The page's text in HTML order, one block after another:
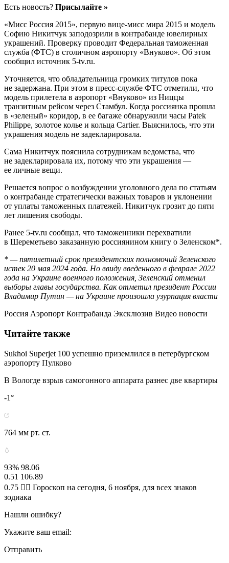
Есть новость? Присылайте »
«Мисс Россия 2015», первую вице-мисс мира 2015 и модель
Софию Никитчук заподозрили в контрабанде ювелирных
украшений. Проверку проводит Федеральная таможенная
служба (ФТС) в столичном аэропорту «Внуково». Об этом
сообщил источник 5-tv.ru.
Уточняется, что обладательница громких титулов пока
не задержана. При этом в пресс-службе ФТС отметили, что
модель прилетела в аэропорт «Внуково» из Ниццы
транзитным рейсом через Стамбул. Когда россиянка прошла
в «зеленый» коридор, в ее багаже обнаружили часы Patek
Philippe, золотое колье и кольца Cartier. Выяснилось, что эти
украшения модель не задекларировала.
Сама Никитчук пояснила сотрудникам ведомства, что
не задекларировала их, потому что эти украшения —
ее личные вещи.
Решается вопрос о возбуждении уголовного дела по статьям
о контрабанде стратегически важных товаров и уклонении
от уплаты таможенных платежей. Никитчук грозит до пяти
лет лишения свободы.
Ранее 5-tv.ru сообщал, что таможенники перехватили
в Шереметьево заказанную россиянином книгу о Зеленском*.
* — пятилетний срок президентских полномочий Зеленского
истек 20 мая 2024 года. Но ввиду введенного в феврале 2022
года на Украине военного положения, Зеленский отменил
выборы главы государства. Как отметил президент России
Владимир Путин — на Украине произошла узурпация власти
Россия Аэропорт Контрабанда Эксклюзив Видео новости
Читайте также
Sukhoi Superjet 100 успешно приземлился в петербургском
аэропорту Пулково
В Вологде взрыв самогонного аппарата разнес две квартиры
-1°
764 мм рт. ст.
93% 98.06
0.51 106.89
0.75 🧙‍♀ Гороскоп на сегодня, 6 ноября, для всех знаков
зодиака
Нашли ошибку?
Укажите ваш email:
Отправить